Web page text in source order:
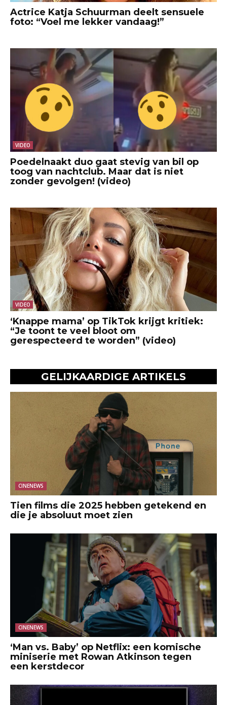
Actrice Katja Schuurman deelt sensuele
foto: “Voel me lekker vandaag!”
VIDEO
Poedelnaakt duo gaat stevig van bil op
toog van nachtclub. Maar dat is niet
zonder gevolgen! (video)
VIDEO
‘Knappe mama’ op TikTok krijgt kritiek:
“Je toont te veel bloot om
gerespecteerd te worden” (video)
GELIJKAARDIGE ARTIKELS
CINENEWS
Tien films die 2025 hebben getekend en
die je absoluut moet zien
CINENEWS
‘Man vs. Baby’ op Netflix: een komische
miniserie met Rowan Atkinson tegen
een kerstdecor